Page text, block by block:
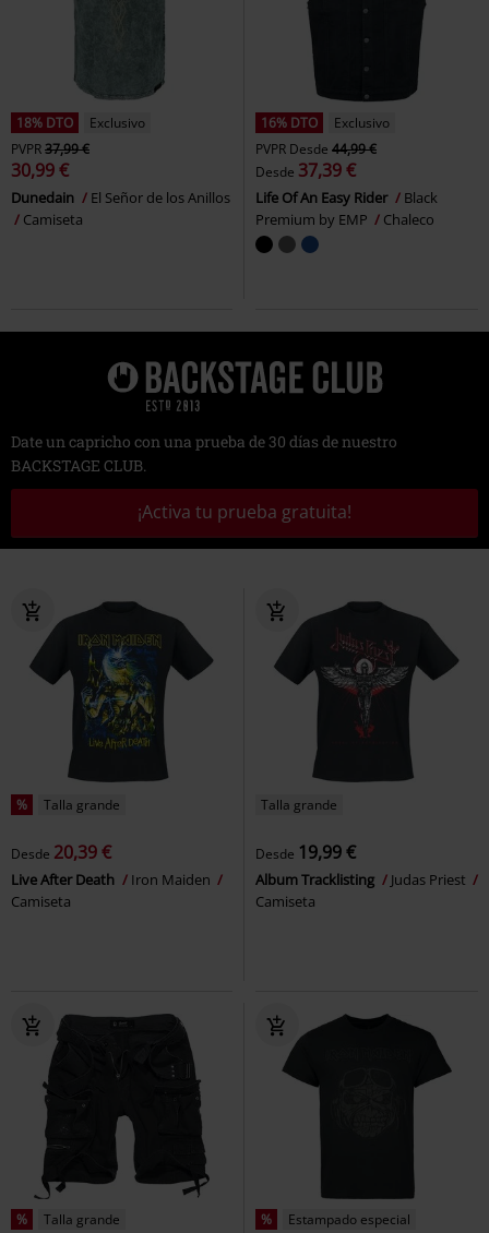
18% DTO
Exclusivo
PVPR37,99 €
30,99 €
Dunedain
El Señor de los Anillos
Camiseta
16% DTO
Exclusivo
PVPR Desde 44,99 €
Desde 37,39 €
Life Of An Easy Rider
Black
Premium by EMP
Chaleco
Date un capricho con una prueba de 30 días de nuestro
BACKSTAGE CLUB.
¡Activa tu prueba gratuita!
% Talla grande
Desde 20,39 €
Live After Death
Iron Maiden
Camiseta
Talla grande
Desde 19,99 €
Album Tracklisting
Judas Priest
Camiseta
% Talla grande % Estampado especial